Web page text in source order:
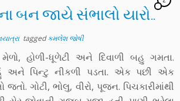
બન જાયે સંભાલો યારો..
taggedકમલેશ જોષી
મેળો, હોળી-ધૂળેટી અને દિવાળી બહુ ગમતા.
હું અને પિન્ટુ નીકળી પડતા. એક પછી એક
ગોટી, ભોલુ, વીરો, પૂજન. પિચકારીમાંથી